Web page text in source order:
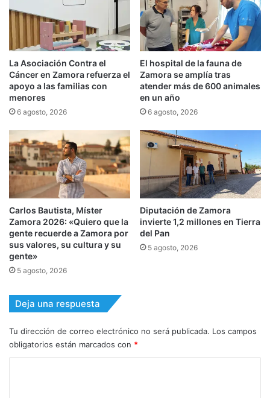
La Asociación Contra el
Cáncer en Zamora refuerza el
apoyo a las familias con
menores
6 agosto, 2026
El hospital de la fauna de
Zamora se amplía tras
atender más de 600 animales
en un año
6 agosto, 2026
Carlos Bautista, Míster
Zamora 2026: «Quiero que la
gente recuerde a Zamora por
sus valores, su cultura y su
gente»
5 agosto, 2026
Diputación de Zamora
invierte 1,2 millones en Tierra
del Pan
5 agosto, 2026
Deja una respuesta
Tu dirección de correo electrónico no será publicada. Los campos
obligatorios están marcados con *